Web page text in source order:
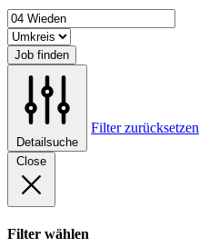
Job finden
Detailsuche
Filter zurücksetzen
Close
Filter wählen